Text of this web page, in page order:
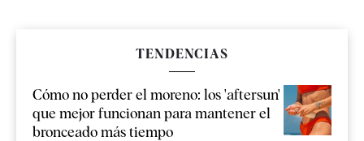
TENDENCIAS
Cómo no perder el moreno: los 'aftersun'
que mejor funcionan para mantener el
bronceado más tiempo